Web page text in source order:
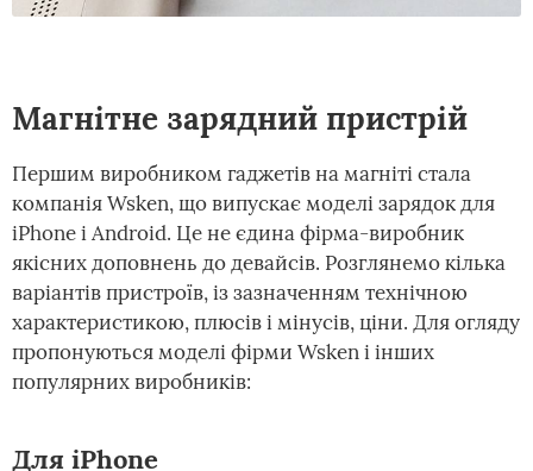
Магнітне зарядний пристрій
Першим виробником гаджетів на магніті стала
компанія Wsken, що випускає моделі зарядок для
iPhone і Android. Це не єдина фірма-виробник
якісних доповнень до девайсів. Розглянемо кілька
варіантів пристроїв, із зазначенням технічною
характеристикою, плюсів і мінусів, ціни. Для огляду
пропонуються моделі фірми Wsken і інших
популярних виробників:
Для iPhone